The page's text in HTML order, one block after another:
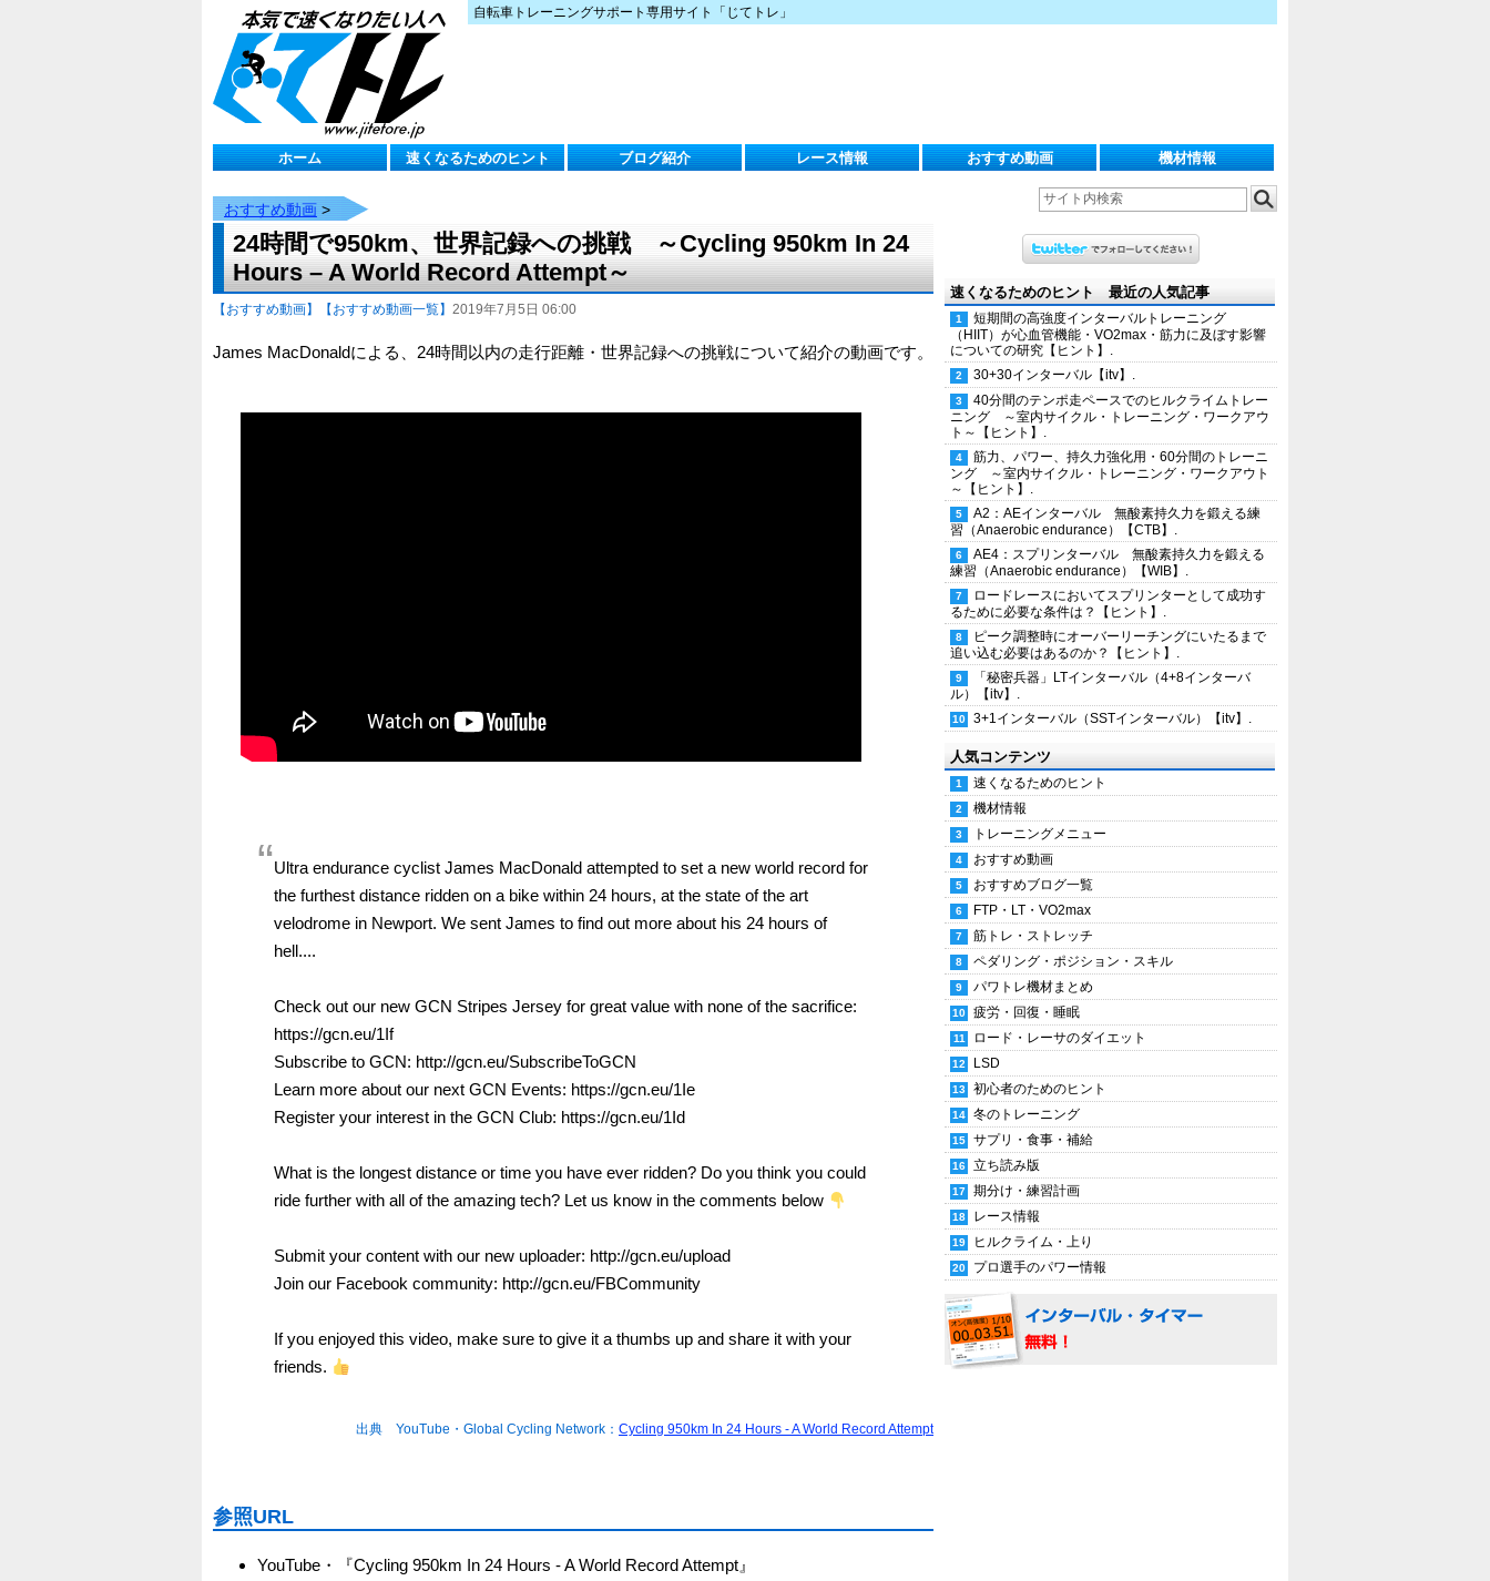
自転車トレーニングサポート専用サイト「じてトレ」
ホーム 速くなるためのヒント ブログ紹介 レース情報 おすすめ動画 機材情報
おすすめ動画 >
24時間で950km、世界記録への挑戦 ～Cycling 950km In 24
Hours – A World Record Attempt～
【おすすめ動画】 【おすすめ動画一覧】 2019年7月5日 06:00
James MacDonaldによる、24時間以内の走行距離・世界記録への挑戦について紹介の動画です。
Ultra endurance cyclist James MacDonald attempted to set a new world record for
the furthest distance ridden on a bike within 24 hours, at the state of the art
velodrome in Newport. We sent James to find out more about his 24 hours of
hell....
Check out our new GCN Stripes Jersey for great value with none of the sacrifice:
https://gcn.eu/1If
Subscribe to GCN: http://gcn.eu/SubscribeToGCN
Learn more about our next GCN Events: https://gcn.eu/1Ie
Register your interest in the GCN Club: https://gcn.eu/1Id
What is the longest distance or time you have ever ridden? Do you think you could
ride further with all of the amazing tech? Let us know in the comments below
Submit your content with our new uploader: http://gcn.eu/upload
Join our Facebook community: http://gcn.eu/FBCommunity
If you enjoyed this video, make sure to give it a thumbs up and share it with your
friends.
出典 YouTube・Global Cycling Network： Cycling 950km In 24 Hours - A World Record Attempt
参照URL
YouTube・『Cycling 950km In 24 Hours - A World Record Attempt』
速くなるためのヒント 最近の人気記事
短期間の高強度インターバルトレーニング
（HIIT）が心血管機能・VO2max・筋力に及ぼす影響
についての研究【ヒント】.
30+30インターバル【itv】.
40分間のテンポ走ペースでのヒルクライムトレー
ニング ～室内サイクル・トレーニング・ワークアウ
ト～【ヒント】.
筋力、パワー、持久力強化用・60分間のトレーニ
ング ～室内サイクル・トレーニング・ワークアウト
～【ヒント】.
A2：AEインターバル 無酸素持久力を鍛える練
習（Anaerobic endurance）【CTB】.
AE4：スプリンターバル 無酸素持久力を鍛える
練習（Anaerobic endurance）【WIB】.
ロードレースにおいてスプリンターとして成功す
るために必要な条件は？【ヒント】.
ピーク調整時にオーバーリーチングにいたるまで
追い込む必要はあるのか？【ヒント】.
「秘密兵器」LTインターバル（4+8インターバ
ル）【itv】.
3+1インターバル（SSTインターバル）【itv】.
人気コンテンツ
速くなるためのヒント
機材情報
トレーニングメニュー
おすすめ動画
おすすめブログ一覧
FTP・LT・VO2max
筋トレ・ストレッチ
ペダリング・ポジション・スキル
パワトレ機材まとめ
疲労・回復・睡眠
ロード・レーサのダイエット
LSD
初心者のためのヒント
冬のトレーニング
サプリ・食事・補給
立ち読み版
期分け・練習計画
レース情報
ヒルクライム・上り
プロ選手のパワー情報